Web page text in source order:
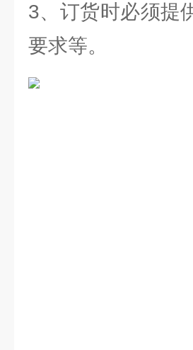
3、订货时必须提
要求等。